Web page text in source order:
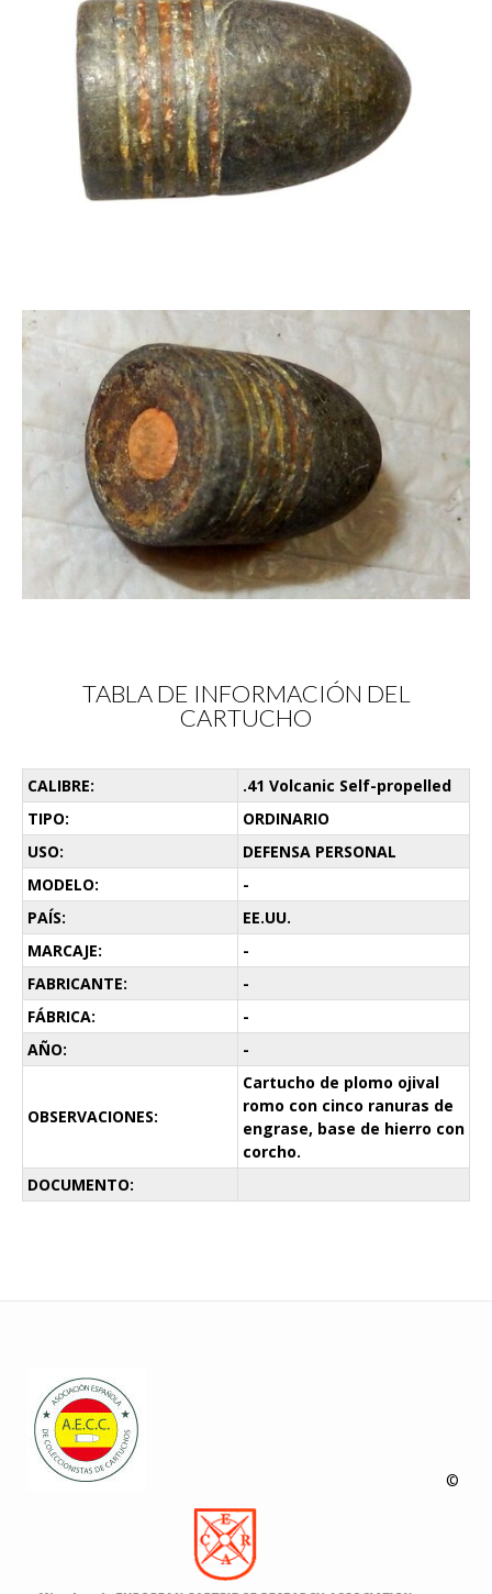
TABLA DE INFORMACIÓN DEL
CARTUCHO
CALIBRE:
.41 Volcanic Self-propelled
TIPO:
ORDINARIO
USO:
DEFENSA PERSONAL
MODELO:
-
PAÍS:
EE.UU.
MARCAJE:
-
FABRICANTE:
-
FÁBRICA:
-
AÑO:
-
OBSERVACIONES:
Cartucho de plomo ojival
romo con cinco ranuras de
engrase, base de hierro con
corcho.
DOCUMENTO:
©